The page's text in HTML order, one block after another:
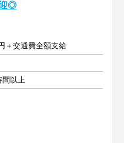
迎◎
＋交通費全額支給
間以上